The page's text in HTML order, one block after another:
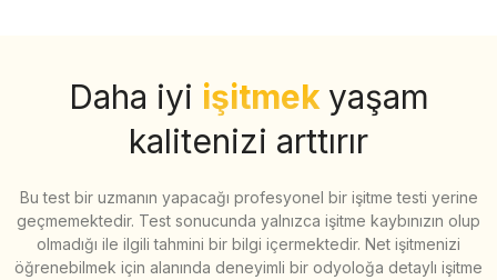
Daha iyi işitmek yaşam
kalitenizi arttırır
Bu test bir uzmanın yapacağı profesyonel bir işitme testi yerine
geçmemektedir. Test sonucunda yalnızca işitme kaybınızın olup
olmadığı ile ilgili tahmini bir bilgi içermektedir. Net işitmenizi
öğrenebilmek için alanında deneyimli bir odyoloğa detaylı işitme